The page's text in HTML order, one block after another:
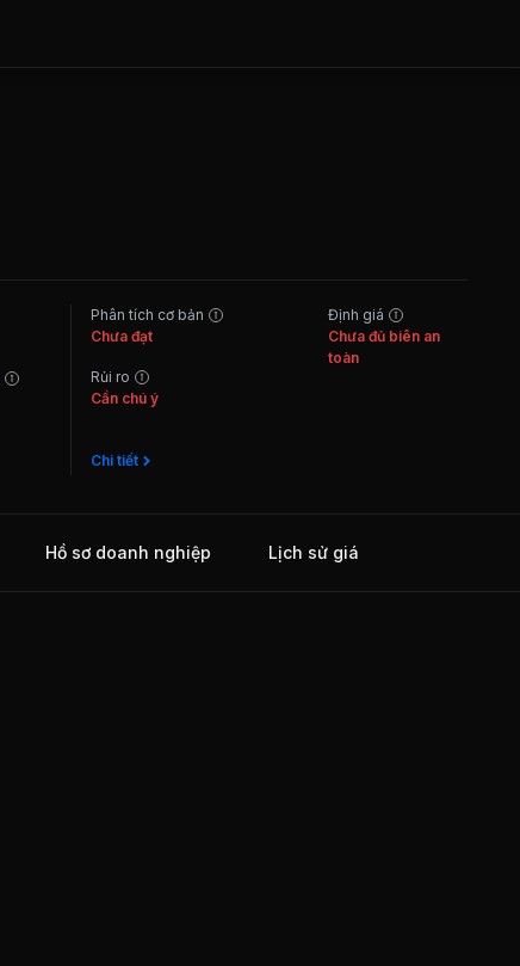
Phân tích cơ bản
Chưa đạt
Rủi ro
Cần chú ý
Chi tiết
Định giá
Chưa đủ biên an
toàn
Hồ sơ doanh nghiệp Lịch sử giá